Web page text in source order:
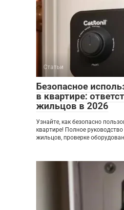
Статьи
Безопасное
в квартире:
жильцов в 2026
Узнайте, как безопасно
квартире! Полное
жильцов, проверке